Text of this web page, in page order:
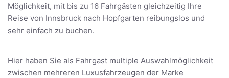
Möglichkeit, mit bis zu 16 Fahrgästen gleichzeitig Ihre
Reise von Innsbruck nach Hopfgarten reibungslos und
sehr einfach zu buchen.
Hier haben Sie als Fahrgast multiple Auswahlmöglichkeit
zwischen mehreren Luxusfahrzeugen der Marke